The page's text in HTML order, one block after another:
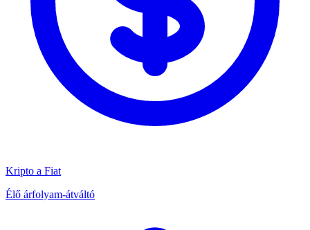
Kripto a Fiat
Élő árfolyam-átváltó